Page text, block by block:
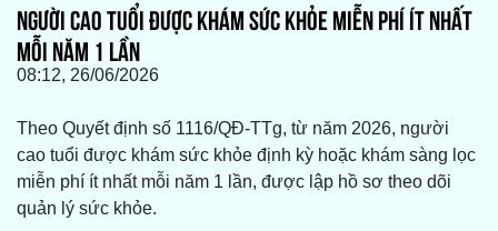
NGƯỜI CAO TUỔI ĐƯỢC KHÁM SỨC KHỎE MIỄN PHÍ ÍT NHẤT
MỖI NĂM 1 LẦN
08:12, 26/06/2026
Theo Quyết định số 1116/QĐ-TTg, từ năm 2026, người
cao tuổi được khám sức khỏe định kỳ hoặc khám sàng lọc
miễn phí ít nhất mỗi năm 1 lần, được lập hồ sơ theo dõi
quản lý sức khỏe.